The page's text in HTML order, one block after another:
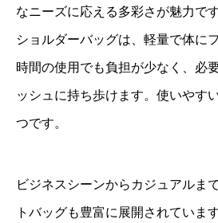
なニーズに応える多彩さが魅力で
ショルダーバッグは、軽量で体に
時間の使用でも負担が少なく、必
ッシュに持ち歩けます。使いやす
つです。
ビジネスシーンからカジュアルま
トバッグも豊富に展開されていま